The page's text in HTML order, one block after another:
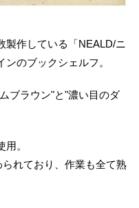
製作している「NEALD/ニ
のブックシェルフ。
ブラウン"と"濃い目のダ
。
れており、作業も全て熟